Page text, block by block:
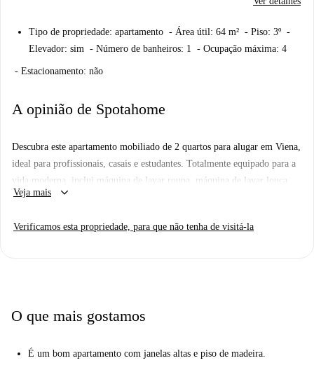
Tipo de propriedade: apartamento - Área útil: 64 m² - Piso: 3º -
Elevador: sim - Número de banheiros: 1 - Ocupação máxima: 4
- Estacionamento: não
A opinião de Spotahome
Descubra este apartamento mobiliado de 2 quartos para alugar em Viena,
ideal para profissionais, casais e estudantes. Totalmente equipado para a
vida moderna, inclui máquina de lavar roupa, máquina de lavar louça,
forno e TV. Animais de estimação são permitidos com restrições, e o
Embora o anúncio não ofereça internet, a propriedade foi verificada pela
Miliärverpflegungsetablissement Backsteinbau e o Gedenktafel Des
disso, o Parque Wilhelm-Kienzl e a Estátua de Maria também estão nas
Veja mais keyboard_arrow_down
Verificamos esta propriedade, para que não tenha de visitá-la
O que mais gostamos
É um bom apartamento com janelas altas e piso de madeira.